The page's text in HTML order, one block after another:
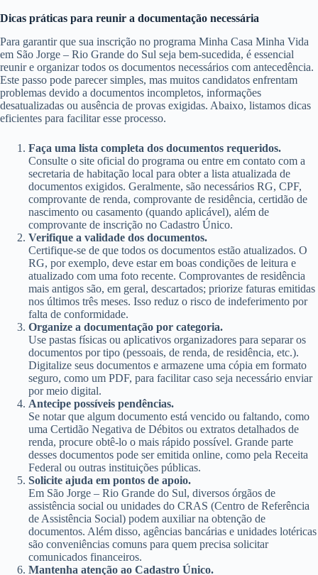
Dicas práticas para reunir a documentação necessária
Para garantir que sua inscrição no programa Minha Casa Minha Vida
em São Jorge – Rio Grande do Sul seja bem-sucedida, é essencial
reunir e organizar todos os documentos necessários com antecedência.
Este passo pode parecer simples, mas muitos candidatos enfrentam
problemas devido a documentos incompletos, informações
desatualizadas ou ausência de provas exigidas. Abaixo, listamos dicas
eficientes para facilitar esse processo.
Faça uma lista completa dos documentos requeridos.
Consulte o site oficial do programa ou entre em contato com a
secretaria de habitação local para obter a lista atualizada de
documentos exigidos. Geralmente, são necessários RG, CPF,
comprovante de renda, comprovante de residência, certidão de
nascimento ou casamento (quando aplicável), além de
comprovante de inscrição no Cadastro Único.
Verifique a validade dos documentos.
Certifique-se de que todos os documentos estão atualizados. O
RG, por exemplo, deve estar em boas condições de leitura e
atualizado com uma foto recente. Comprovantes de residência
mais antigos são, em geral, descartados; priorize faturas emitidas
nos últimos três meses. Isso reduz o risco de indeferimento por
falta de conformidade.
Organize a documentação por categoria.
Use pastas físicas ou aplicativos organizadores para separar os
documentos por tipo (pessoais, de renda, de residência, etc.).
Digitalize seus documentos e armazene uma cópia em formato
seguro, como um PDF, para facilitar caso seja necessário enviar
por meio digital.
Antecipe possíveis pendências.
Se notar que algum documento está vencido ou faltando, como
uma Certidão Negativa de Débitos ou extratos detalhados de
renda, procure obtê-lo o mais rápido possível. Grande parte
desses documentos pode ser emitida online, como pela Receita
Federal ou outras instituições públicas.
Solicite ajuda em pontos de apoio.
Em São Jorge – Rio Grande do Sul, diversos órgãos de
assistência social ou unidades do CRAS (Centro de Referência
de Assistência Social) podem auxiliar na obtenção de
documentos. Além disso, agências bancárias e unidades lotéricas
são conveniências comuns para quem precisa solicitar
comunicados financeiros.
Mantenha atenção ao Cadastro Único.